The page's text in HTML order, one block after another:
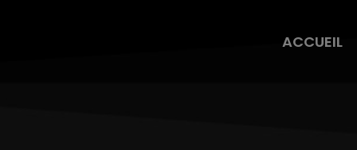
ACCUEIL